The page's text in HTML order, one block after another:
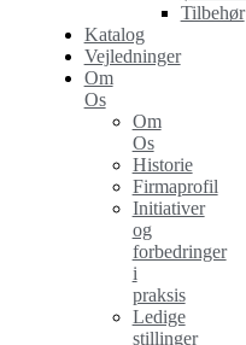
Tilbehør
Katalog
Vejledninger
Om
Os
Om
Os
Historie
Firmaprofil
Initiativer
og
forbedringer
i
praksis
Ledige
stillinger